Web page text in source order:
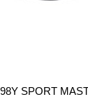
SPORT